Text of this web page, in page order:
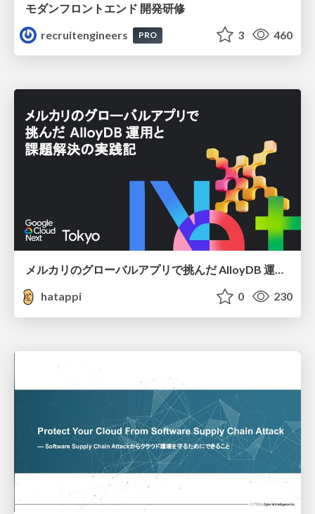
モダンフロントエンド 開発研修
recruitengineers
PRO 3 460
メルカリのグローバルアプリで挑んだ AlloyDB 運用と課題解決の実践記
hatappi
0 230